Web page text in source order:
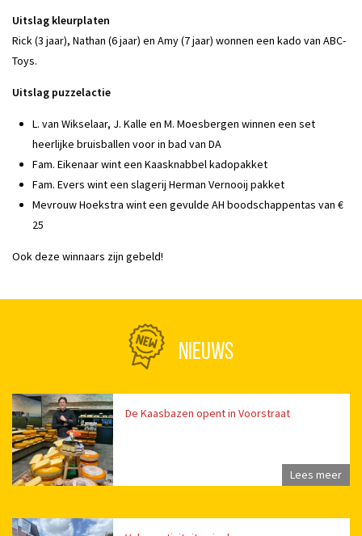
Uitslag kleurplaten
Rick (3 jaar), Nathan (6 jaar) en Amy (7 jaar) wonnen een kado van ABC-
Toys.
Uitslag puzzelactie
L. van Wikselaar, J. Kalle en M. Moesbergen winnen een set
heerlijke bruisballen voor in bad van DA
Fam. Eikenaar wint een Kaasknabbel kadopakket
Fam. Evers wint een slagerij Herman Vernooij pakket
Mevrouw Hoekstra wint een gevulde AH boodschappentas van €
25
Ook deze winnaars zijn gebeld!
NIEUWS
De Kaasbazen opent in Voorstraat
Lees meer